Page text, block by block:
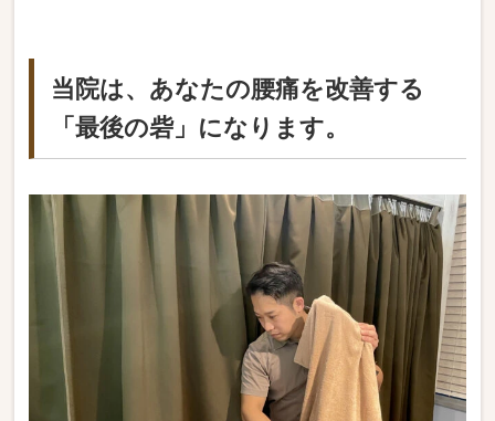
当院は、あなたの腰痛を改善する
「最後の砦」になります。